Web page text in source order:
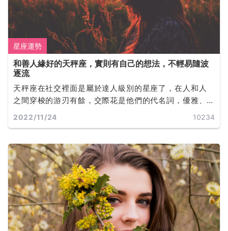
星座運勢
和善人緣好的天秤座，實則有自己的想法，不輕易隨波
逐流
天秤座在社交裡面是屬於達人級別的星座了，在人和人
之間穿梭的游刃有餘，交際花是他們的代名詞，優雅、
知性，讓人感覺氣質很高貴。
2022/11/24 10234